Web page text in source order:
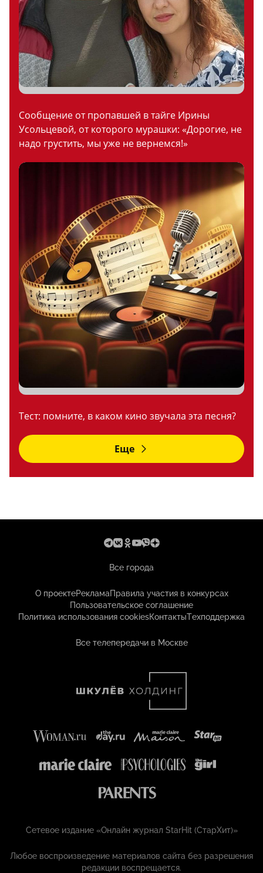
Сообщение от пропавшей в тайге Ирины
Усольцевой, от которого мурашки: «Дорогие, не
надо грустить, мы уже не вернемся!»
Тест: помните, в каком кино звучала эта песня?
Еще
Все города
О проектеРекламаПравила участия в конкурсах
Пользовательское соглашение
Политика использования cookiesКонтактыТехподдержка
Все телепередачи в Москве
Сетевое издание «Онлайн журнал StarHit (СтарХит)»
Любое воспроизведение материалов сайта без разрешения
редакции воспрещается.